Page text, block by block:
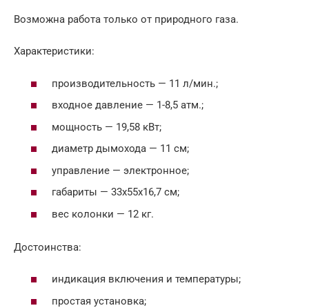
Возможна работа только от природного газа.
Характеристики:
производительность — 11 л/мин.;
входное давление — 1-8,5 атм.;
мощность — 19,58 кВт;
диаметр дымохода — 11 см;
управление — электронное;
габариты — 33х55х16,7 см;
вес колонки — 12 кг.
Достоинства:
индикация включения и температуры;
простая установка;